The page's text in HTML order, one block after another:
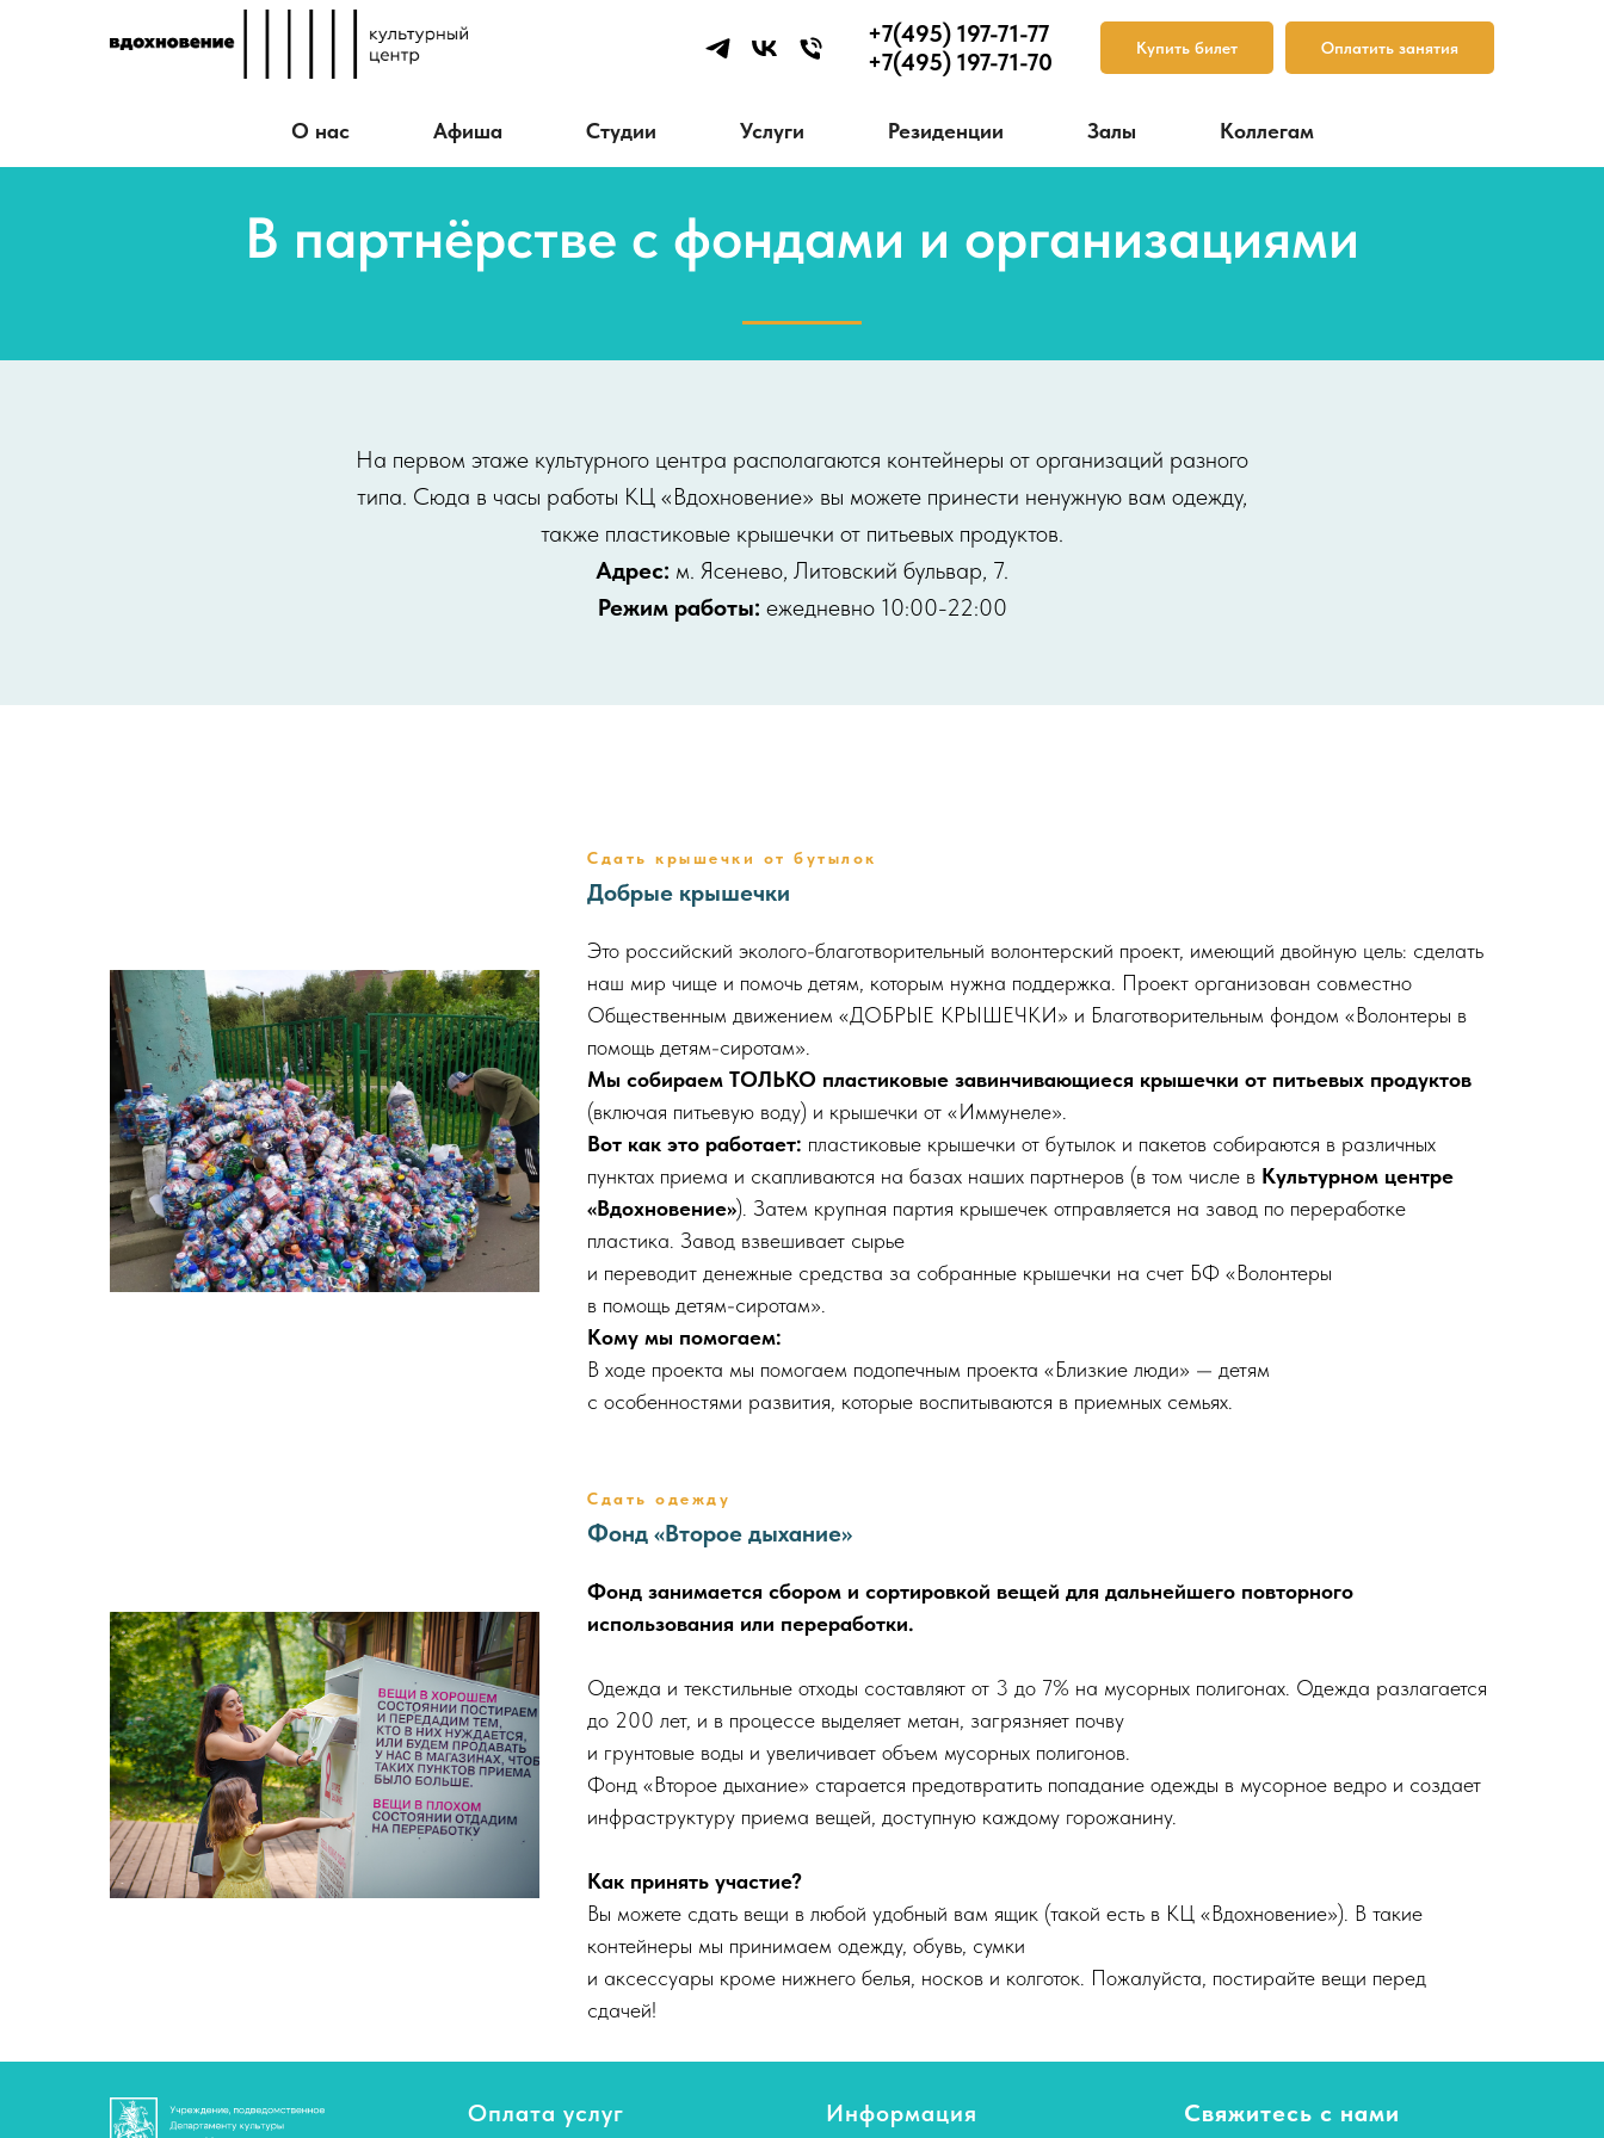
+7(495) 197-71-77
+7(495) 197-71-70
Купить билет Оплатить занятия
О нас Афиша Студии Услуги Резиденции Залы Коллегам
В партнёрстве с фондами и организациями
На первом этаже культурного центра располагаются контейнеры от организаций разного
типа. Сюда в часы работы КЦ «Вдохновение» вы можете принести ненужную вам одежду,
также пластиковые крышечки от питьевых продуктов.
Адрес: м. Ясенево, Литовский бульвар, 7.
Режим работы: ежедневно 10:00-22:00
Сдать крышечки от бутылок
Добрые крышечки
Это российский эколого-благотворительный волонтерский проект, имеющий двойную цель: сделать
наш мир чище и помочь детям, которым нужна поддержка. Проект организован совместно
Общественным движением «ДОБРЫЕ КРЫШЕЧКИ» и Благотворительным фондом «Волонтеры в
помощь детям-сиротам».
Мы собираем ТОЛЬКО пластиковые завинчивающиеся крышечки от питьевых продуктов
(включая питьевую воду) и крышечки от «Иммунеле».
Вот как это работает: пластиковые крышечки от бутылок и пакетов собираются в различных
пунктах приема и скапливаются на базах наших партнеров (в том числе в Культурном центре
«Вдохновение»). Затем крупная партия крышечек отправляется на завод по переработке
пластика. Завод взвешивает сырье
и переводит денежные средства за собранные крышечки на счет БФ «Волонтеры
в помощь детям-сиротам».
Кому мы помогаем:
В ходе проекта мы помогаем подопечным проекта «Близкие люди» — детям
с особенностями развития, которые воспитываются в приемных семьях.
Сдать одежду
Фонд «Второе дыхание»
Фонд занимается сбором и сортировкой вещей для дальнейшего повторного
использования или переработки.
Одежда и текстильные отходы составляют от 3 до 7% на мусорных полигонах. Одежда разлагается
до 200 лет, и в процессе выделяет метан, загрязняет почву
и грунтовые воды и увеличивает объем мусорных полигонов.
Фонд «Второе дыхание» старается предотвратить попадание одежды в мусорное ведро и создает
инфраструктуру приема вещей, доступную каждому горожанину.
Как принять участие?
Вы можете сдать вещи в любой удобный вам ящик (такой есть в КЦ «Вдохновение»). В такие
контейнеры мы принимаем одежду, обувь, сумки
и аксессуары кроме нижнего белья, носков и колготок. Пожалуйста, постирайте вещи перед
сдачей!
Оплата услуг Информация Свяжитесь с нами